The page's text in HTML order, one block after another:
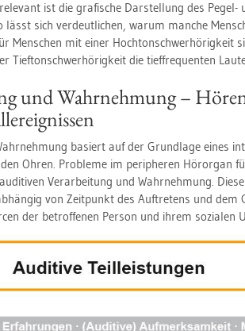
ist die gra­fi­sche Dar­stel­lung des Pegel-
lässt sich ver­deut­li­chen, warum man­che
Men­schen mit einer Hoch­ton­schwer­hö­rig­keit
Tief­ton­schwer­hö­rig­keit die tief­fre­quen­ten
und Wahr­neh­mung –
ba­siert auf der Grund­la­ge eines
Ohren. Pro­ble­me im pe­ri­phe­ren Hör­or­gan
Ver­ar­bei­tung und Wahr­neh­mung.
von Zeit­punkt des Auf­tre­tens und dem
der be­trof­fe­nen Per­son und ihrem so­zia­len